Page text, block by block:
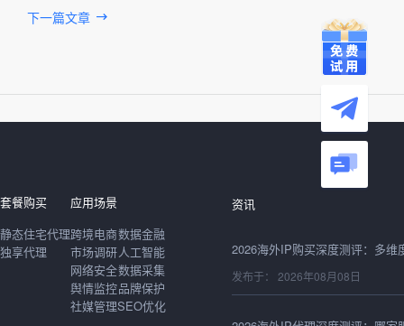
下一篇文章
套餐购买
静态住宅代理
独享代理
应用场景
跨境电商
市场调研
网络安全
舆情监控
社媒管理
数据金融
人工智能
数据采集
品牌保护
SEO优化
资讯
发布于： 2026年08月08日